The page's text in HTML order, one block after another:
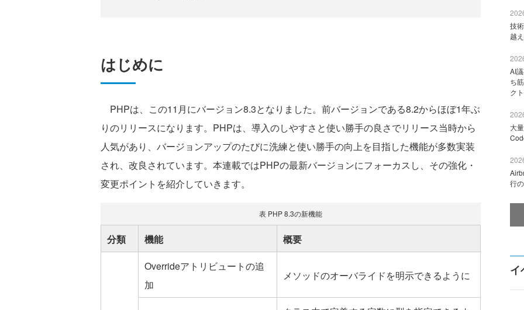
はじめに
PHPは、この11月にバージョン8.3となりました。前バージョンである8.2からほぼ1年ぶ
りのリリースになります。PHPは、導入のしやすさと使い勝手の良さでリリース当時から
人気があり、バージョンアップのたびに洗練と使い勝手の向上を目指した機能が多数実装
され、改良されています。本連載ではPHPの最新バージョンにフォーカスし、その強化・
変更ポイントを紹介していきます。
表 PHP 8.3の新機能
分類 機能 概要
Overrideアトリビュートの追
加
メソッドのオーバライドを明示できるように
技
越
AI
ち
ク
大
行
イ